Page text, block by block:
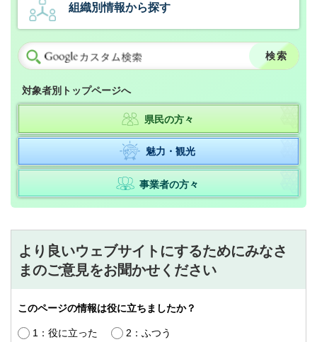
組織別情報から探す
対象者別トップページへ
県民の方々
魅力・観光
事業者の方々
より良いウェブサイトにするためにみなさ
まのご意見をお聞かせください
このページの情報は役に立ちましたか？
1：役に立った 2：ふつう